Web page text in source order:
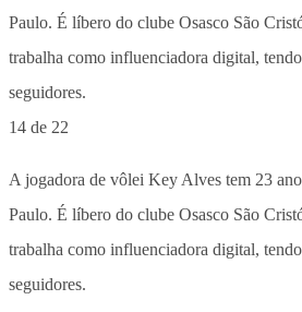
14 de 22
A jogadora de vôlei Key Alves tem 23
Paulo. É líbero do clube Osasco São
trabalha como influenciadora digital,
seguidores.